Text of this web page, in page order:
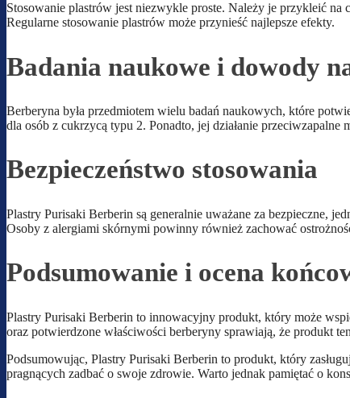
Stosowanie plastrów jest niezwykle proste. Należy je przykleić na
Regularne stosowanie plastrów może przynieść najlepsze efekty.
Badania naukowe i dowody
Berberyna była przedmiotem wielu badań naukowych, które
dla osób z cukrzycą typu 2. Ponadto, jej działanie
Bezpieczeństwo stosowania
Plastry Purisaki Berberin są generalnie uważane za bezpieczne,
Osoby z alergiami skórnymi powinny również zachować
Podsumowanie i ocena
Plastry Purisaki Berberin to innowacyjny produkt, który może
oraz potwierdzone właściwości berberyny sprawiają, że produkt
Podsumowując, Plastry Purisaki Berberin to produkt, który
pragnących zadbać o swoje zdrowie. Warto jednak pamiętać o